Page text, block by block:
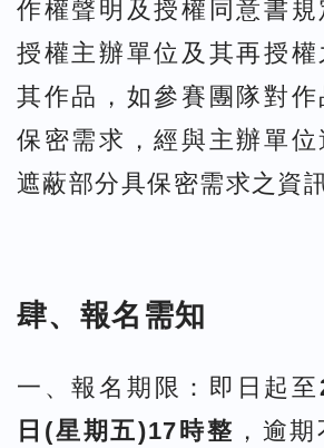
作權聲明及授權同意書
授權主辦單位及其再授權
其作品，如參賽團隊對
保密需求，經與主辦單
遮蔽部分具保密需求之資訊
肆、報名需知
一、報名期限：即日起至
日(星期五)17時整 ，逾